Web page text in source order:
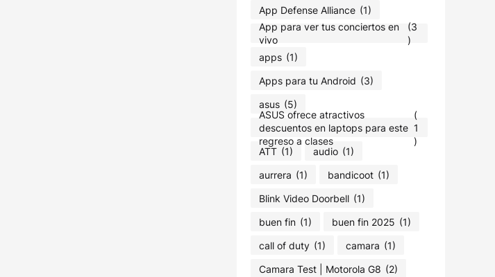
App Defense Alliance (1)
App para ver tus conciertos en
vivo
(3
)
apps (1)
Apps para tu Android (3)
asus (5)
ASUS ofrece atractivos
descuentos en laptops para este
regreso a clases
(
1
)
ATT (1) audio (1)
aurrera (1) bandicoot (1)
Blink Video Doorbell (1)
buen fin (1) buen fin 2025 (1)
call of duty (1) camara (1)
Camara Test | Motorola G8 (2)